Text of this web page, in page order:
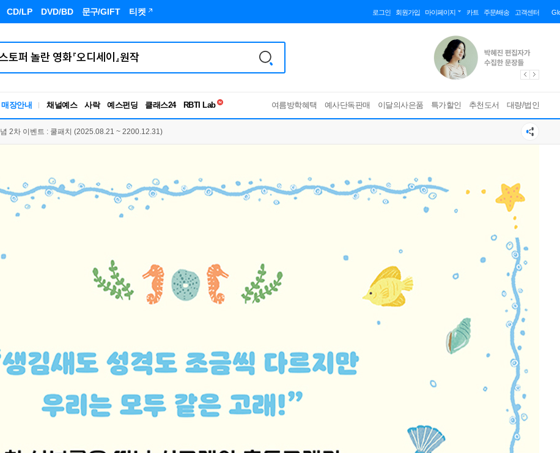
CD/LP DVD/BD 문구/GIFT 티켓 로그인 회원가입 마이페이지 카트 주문/배송 고객센터
매장안내 채널예스 사락 예스펀딩 클래스24
독서유형검사
RBTI Lab
여름방학혜택 예사단독판매 이달의사은품 특가할인 추천도서 대량/법인
념 2차 이벤트 : 쿨패치 (2025.08.21 ~ 2200.12.31)